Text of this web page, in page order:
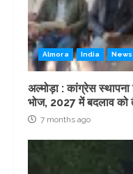
Almora India News
अल्मोड़ा : कांग्रेस स्थापना
भोज, 2027 में बदलाव को
7 months ago